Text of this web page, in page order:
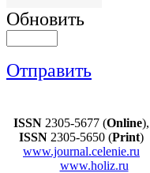
Обновить
Отправить
ISSN 2305-5677 (Online),
ISSN 2305-5650 (Print)
www.journal.celenie.ru
www.holiz.ru